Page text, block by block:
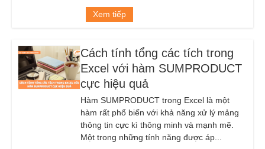
Xem tiếp
Cách tính tổng các tích trong
Excel với hàm SUMPRODUCT
cực hiệu quả
Hàm SUMPRODUCT trong Excel là một
hàm rất phổ biến với khả năng xử lý mảng
thông tin cực kì thông minh và mạnh mẽ.
Một trong những tính năng được áp...